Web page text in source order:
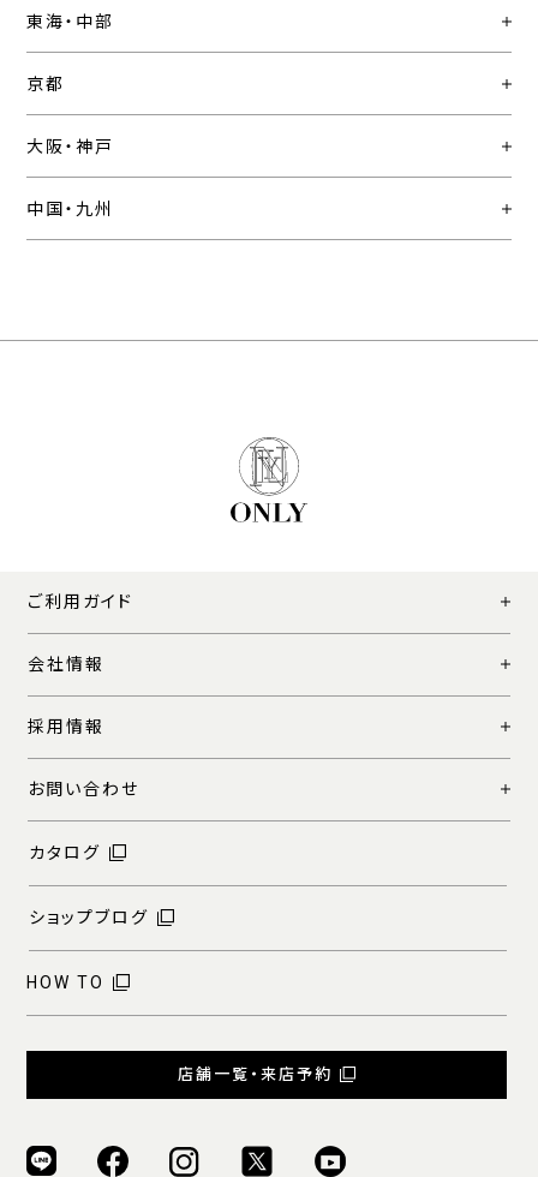
東海・中部
京都
大阪・神戸
中国・九州
ご利用ガイド
会社情報
採用情報
お問い合わせ
カタログ
ショップブログ
HOW TO
店舗一覧・来店予約